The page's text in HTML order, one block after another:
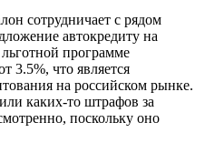
сотрудничает с рядом
автокредиту на
программе
3.5%, что является
на российском рынке.
каких-то штрафов за
поскольку оно